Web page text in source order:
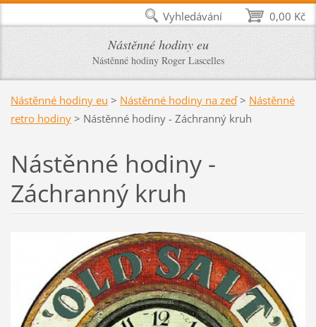
Nástěnné hodiny eu
Nástěnné hodiny Roger Lascelles
Nástěnné hodiny eu > Nástěnné hodiny na zeď > Nástěnné
retro hodiny > Nástěnné hodiny - Záchranný kruh
Nástěnné hodiny -
Záchranný kruh
0,00 Kč
Vyhledávání